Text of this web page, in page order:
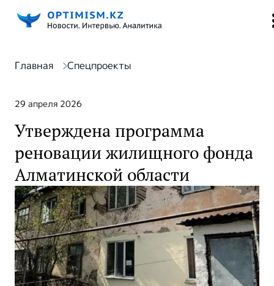
Главная Спецпроекты
29 апреля 2026
Утверждена программа
реновации жилищного фонда
Алматинской области